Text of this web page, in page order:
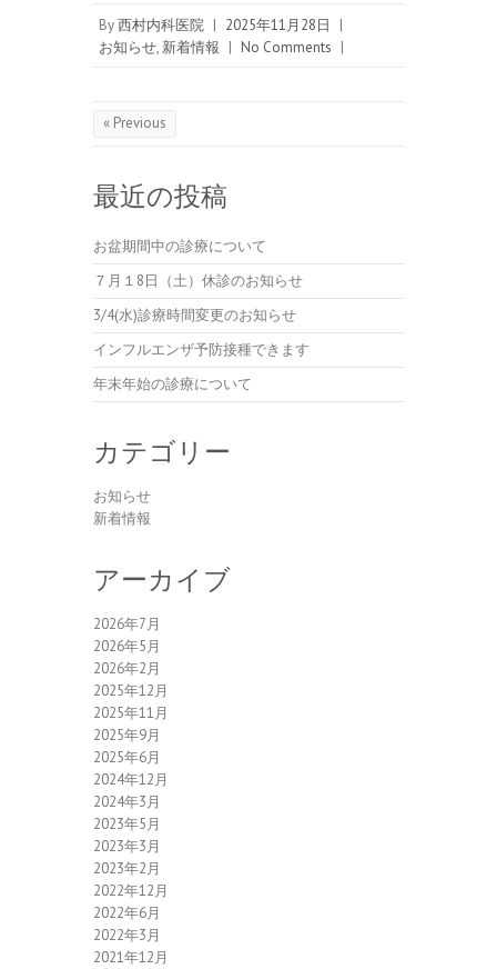
By西村内科医院 | 2025年11月28日
|
お知らせ, 新着情報 | No Comments |
« Previous
最近の投稿
お盆期間中の診療について
７月１8日（土）休診のお知らせ
3/4(水)診療時間変更のお知らせ
インフルエンザ予防接種できます
年末年始の診療について
カテゴリー
お知らせ
新着情報
アーカイブ
2026年7月
2026年5月
2026年2月
2025年12月
2025年11月
2025年9月
2025年6月
2024年12月
2024年3月
2023年5月
2023年3月
2023年2月
2022年12月
2022年6月
2022年3月
2021年12月